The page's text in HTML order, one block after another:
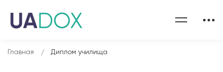
Главная Диплом училища